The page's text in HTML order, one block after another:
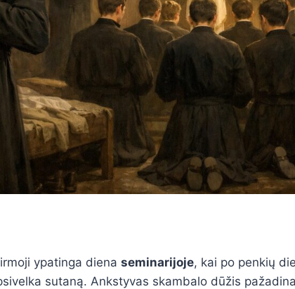
ypatinga diena seminarijoje, kai po penkių
sutaną. Ankstyvas skambalo dūžis